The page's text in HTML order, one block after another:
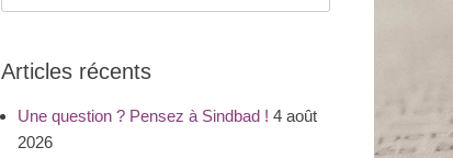
pour
Articles récents
Une question ? Pensez à Sindbad ! 4 août
2026